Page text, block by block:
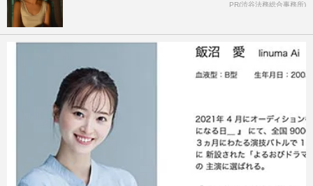
PR(渋谷法務総合事務所)